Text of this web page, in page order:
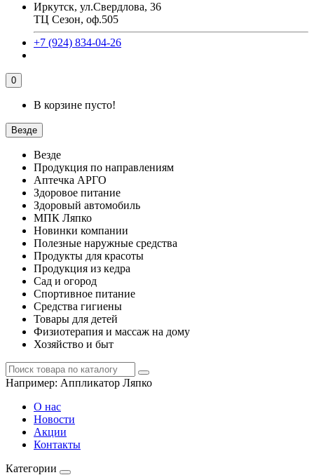
Иркутск, ул.Свердлова, 36
ТЦ Сезон, оф.505
+7 (924) 834-04-26
0
В корзине пусто!
Везде
Везде
Продукция по направлениям
Аптечка АРГО
Здоровое питание
Здоровый автомобиль
МПК Ляпко
Новинки компании
Полезные наружные средства
Продукты для красоты
Продукция из кедра
Сад и огород
Спортивное питание
Средства гигиены
Товары для детей
Физиотерапия и массаж на дому
Хозяйство и быт
Например: Аппликатор Ляпко
О нас
Новости
Акции
Контакты
Категории